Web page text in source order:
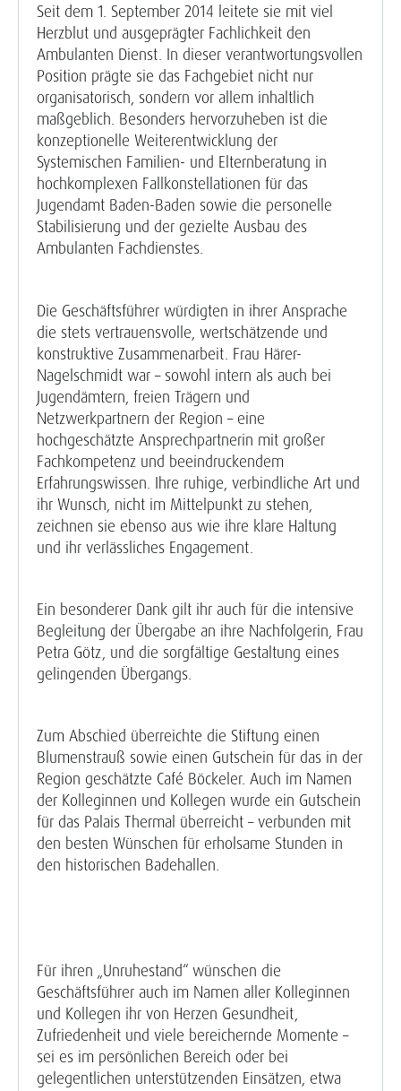
Seit dem 1. September 2014 leitete sie mit viel
Herzblut und ausgeprägter Fachlichkeit den
Ambulanten Dienst. In dieser verantwortungsvollen
Position prägte sie das Fachgebiet nicht nur
organisatorisch, sondern vor allem inhaltlich
maßgeblich. Besonders hervorzuheben ist die
konzeptionelle Weiterentwicklung der
Systemischen Familien- und Elternberatung in
hochkomplexen Fallkonstellationen für das
Jugendamt Baden-Baden sowie die personelle
Stabilisierung und der gezielte Ausbau des
Ambulanten Fachdienstes.
Die Geschäftsführer würdigten in ihrer Ansprache
die stets vertrauensvolle, wertschätzende und
konstruktive Zusammenarbeit. Frau Härer-
Nagelschmidt war – sowohl intern als auch bei
Jugendämtern, freien Trägern und
Netzwerkpartnern der Region – eine
hochgeschätzte Ansprechpartnerin mit großer
Fachkompetenz und beeindruckendem
Erfahrungswissen. Ihre ruhige, verbindliche Art und
ihr Wunsch, nicht im Mittelpunkt zu stehen,
zeichnen sie ebenso aus wie ihre klare Haltung
und ihr verlässliches Engagement.
Ein besonderer Dank gilt ihr auch für die intensive
Begleitung der Übergabe an ihre Nachfolgerin, Frau
Petra Götz, und die sorgfältige Gestaltung eines
gelingenden Übergangs.
Zum Abschied überreichte die Stiftung einen
Blumenstrauß sowie einen Gutschein für das in der
Region geschätzte Café Böckeler. Auch im Namen
der Kolleginnen und Kollegen wurde ein Gutschein
für das Palais Thermal überreicht – verbunden mit
den besten Wünschen für erholsame Stunden in
den historischen Badehallen.
Für ihren „Unruhestand“ wünschen die
Geschäftsführer auch im Namen aller Kolleginnen
und Kollegen ihr von Herzen Gesundheit,
Zufriedenheit und viele bereichernde Momente –
sei es im persönlichen Bereich oder bei
gelegentlichen unterstützenden Einsätzen, etwa